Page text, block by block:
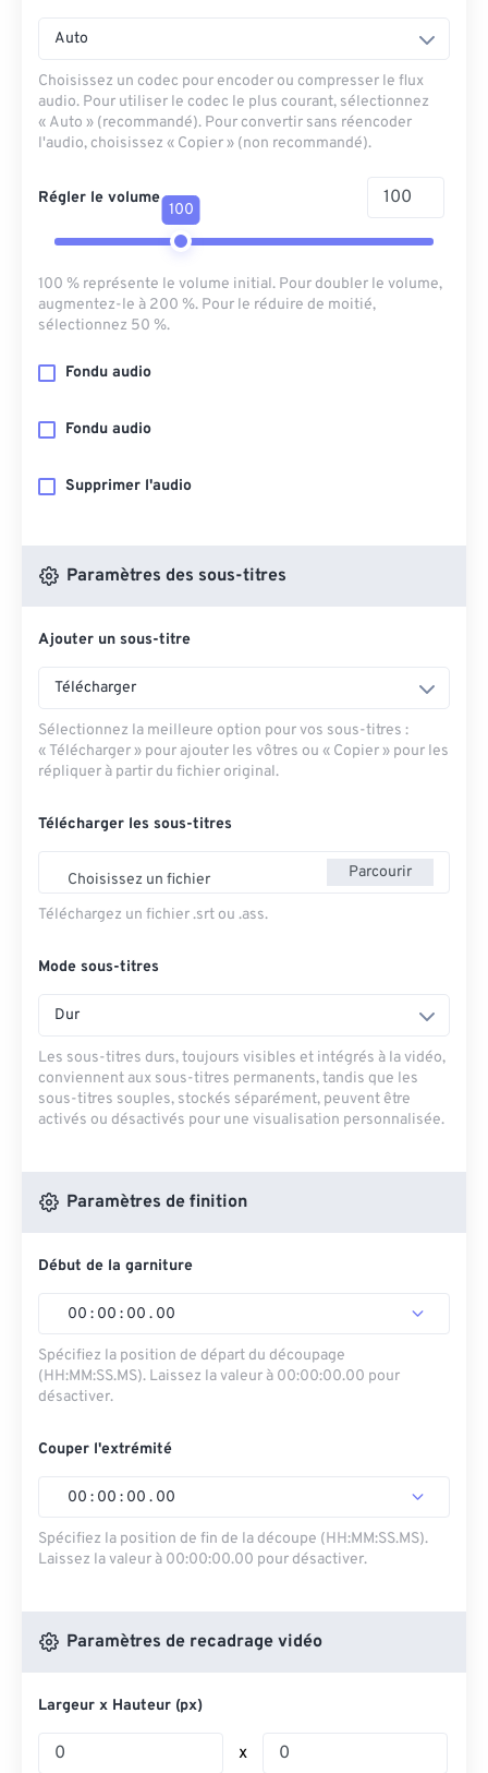
Auto
Choisissez un codec pour encoder ou compresser le flux
audio. Pour utiliser le codec le plus courant, sélectionnez
« Auto » (recommandé). Pour convertir sans réencoder
l'audio, choisissez « Copier » (non recommandé).
Régler le volume
100
100 % représente le volume initial. Pour doubler le volume,
augmentez-le à 200 %. Pour le réduire de moitié,
sélectionnez 50 %.
Fondu audio
Fondu audio
Supprimer l'audio
Paramètres des sous-titres
Ajouter un sous-titre
Télécharger
Sélectionnez la meilleure option pour vos sous-titres :
« Télécharger » pour ajouter les vôtres ou « Copier » pour les
répliquer à partir du fichier original.
Télécharger les sous-titres
Choisissez un fichier Parcourir
Téléchargez un fichier .srt ou .ass.
Mode sous-titres
Dur
Les sous-titres durs, toujours visibles et intégrés à la vidéo,
conviennent aux sous-titres permanents, tandis que les
sous-titres souples, stockés séparément, peuvent être
activés ou désactivés pour une visualisation personnalisée.
Paramètres de finition
Début de la garniture
00 : 00 : 00 . 00
Spécifiez la position de départ du découpage
(HH:MM:SS.MS). Laissez la valeur à 00:00:00.00 pour
désactiver.
Couper l'extrémité
00 : 00 : 00 . 00
Spécifiez la position de fin de la découpe (HH:MM:SS.MS).
Laissez la valeur à 00:00:00.00 pour désactiver.
Paramètres de recadrage vidéo
Largeur x Hauteur (px)
x